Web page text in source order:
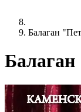
Балаган